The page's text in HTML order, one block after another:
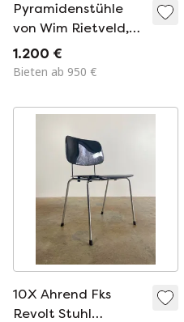
Pyramidenstühle
von Wim Rietveld,
Satz von 4
1.200 €
Bieten ab 950 €
10X Ahrend Fks
Revolt Stuhl